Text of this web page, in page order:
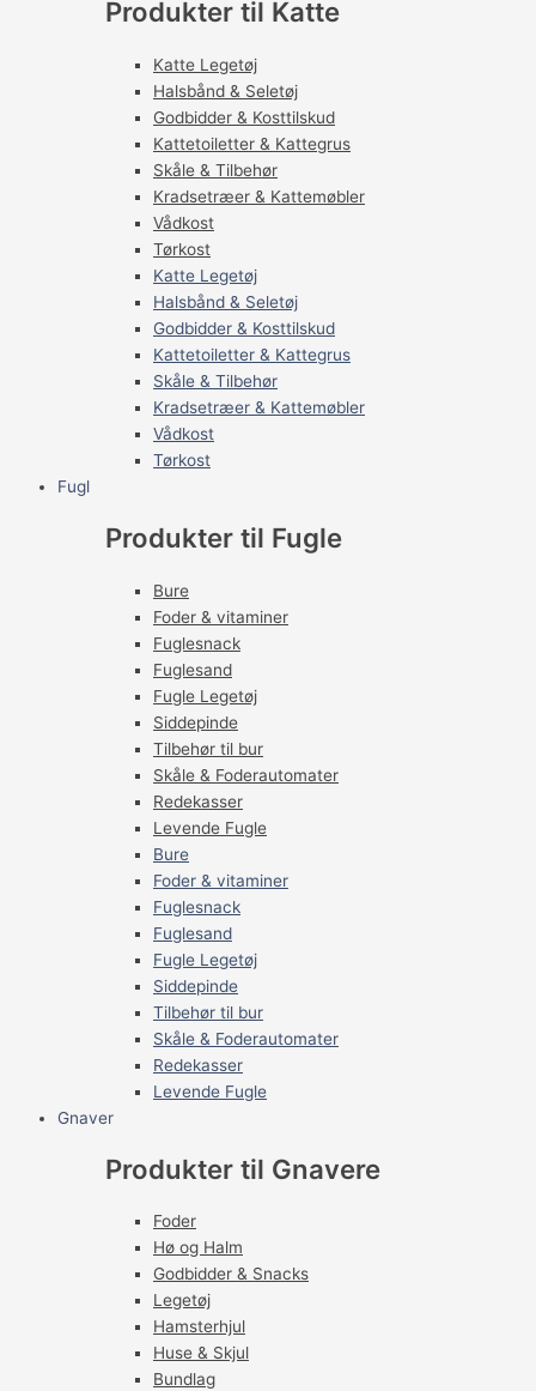
Produkter til Katte
Katte Legetøj
Halsbånd & Seletøj
Godbidder & Kosttilskud
Kattetoiletter & Kattegrus
Skåle & Tilbehør
Kradsetræer & Kattemøbler
Vådkost
Tørkost
Katte Legetøj
Halsbånd & Seletøj
Godbidder & Kosttilskud
Kattetoiletter & Kattegrus
Skåle & Tilbehør
Kradsetræer & Kattemøbler
Vådkost
Tørkost
Fugl
Produkter til Fugle
Bure
Foder & vitaminer
Fuglesnack
Fuglesand
Fugle Legetøj
Siddepinde
Tilbehør til bur
Skåle & Foderautomater
Redekasser
Levende Fugle
Bure
Foder & vitaminer
Fuglesnack
Fuglesand
Fugle Legetøj
Siddepinde
Tilbehør til bur
Skåle & Foderautomater
Redekasser
Levende Fugle
Gnaver
Produkter til Gnavere
Foder
Hø og Halm
Godbidder & Snacks
Legetøj
Hamsterhjul
Huse & Skjul
Bundlag